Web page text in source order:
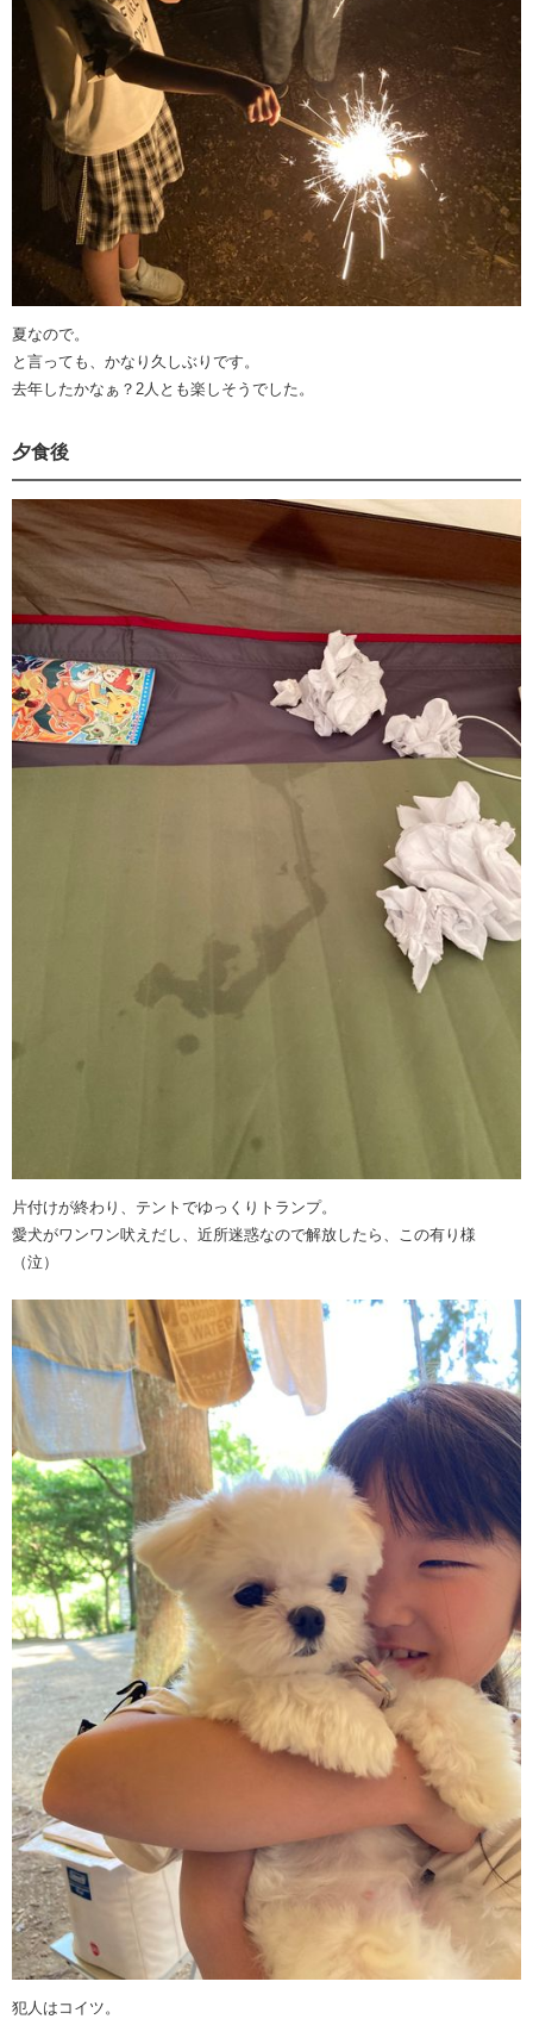
夏なので。
と言っても、かなり久しぶりです。
去年したかなぁ？2人とも楽しそうでした。
夕食後
片付けが終わり、テントでゆっくりトランプ。
愛犬がワンワン吠えだし、近所迷惑なので解放したら、この有り様
（泣）
犯人はコイツ。